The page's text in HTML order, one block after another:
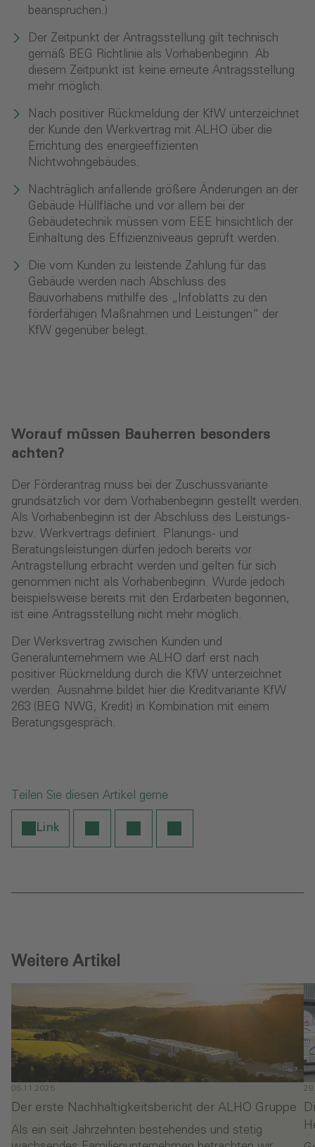
beanspruchen.)
Der Zeitpunkt der Antragsstellung gilt technisch
gemäß BEG Richtlinie als Vorhabenbeginn. Ab
diesem Zeitpunkt ist keine erneute Antragsstellung
mehr möglich.
Nach positiver Rückmeldung der KfW unterzeichnet
der Kunde den Werkvertrag mit ALHO über die
Errichtung des energieeffizienten
Nichtwohngebäudes.
Nachträglich anfallende größere Änderungen an der
Gebäude Hüllfläche und vor allem bei der
Gebäudetechnik müssen vom EEE hinsichtlich der
Einhaltung des Effizienzniveaus geprüft werden.
Die vom Kunden zu leistende Zahlung für das
Gebäude werden nach Abschluss des
Bauvorhabens mithilfe des „Infoblatts zu den
förderfähigen Maßnahmen und Leistungen“ der
KfW gegenüber belegt.
Worauf müssen Bauherren besonders
achten?
Der Förderantrag muss bei der Zuschussvariante
grundsätzlich vor dem Vorhabenbeginn gestellt werden.
Als Vorhabenbeginn ist der Abschluss des Leistungs-
bzw. Werkvertrags definiert. Planungs- und
Beratungsleistungen dürfen jedoch bereits vor
Antragstellung erbracht werden und gelten für sich
genommen nicht als Vorhabenbeginn. Wurde jedoch
beispielsweise bereits mit den Erdarbeiten begonnen,
ist eine Antragsstellung nicht mehr möglich.
Der Werksvertrag zwischen Kunden und
Generalunternehmern wie ALHO darf erst nach
positiver Rückmeldung durch die KfW unterzeichnet
werden. Ausnahme bildet hier die Kreditvariante KfW
263 (BEG NWG, Kredit) in Kombination mit einem
Beratungsgespräch.
Teilen Sie diesen Artikel gerne
Link
Weitere Artikel
05.11.2025
Der erste Nachhaltigkeitsbericht der ALHO Gruppe
Als ein seit Jahrzehnten bestehendes und stetig